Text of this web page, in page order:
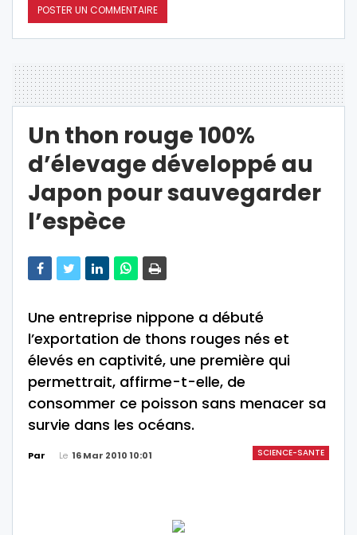
Un thon rouge 100%
d’élevage développé au
Japon pour sauvegarder
l’espèce
Une entreprise nippone a débuté
l’exportation de thons rouges nés et
élevés en captivité, une première qui
permettrait, affirme-t-elle, de
consommer ce poisson sans menacer sa
survie dans les océans.
SCIENCE-SANTE
Par Le 16 Mar 2010 10:01